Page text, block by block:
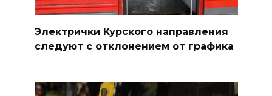
Электрички Курского направления
следуют с отклонением от графика